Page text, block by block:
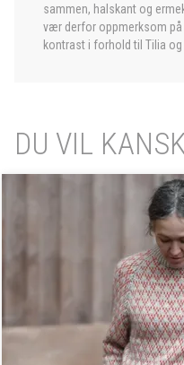
sammen, halskant og
vær derfor oppmerksom
kontrast i forhold til Tilia
DU VIL